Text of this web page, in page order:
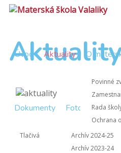
Úvod Aktuality O
Povinné
Rada
Ochrana
Dokumenty
Tlačivá
Fotogaléria
Archív 2024-25
Archív 2023-24